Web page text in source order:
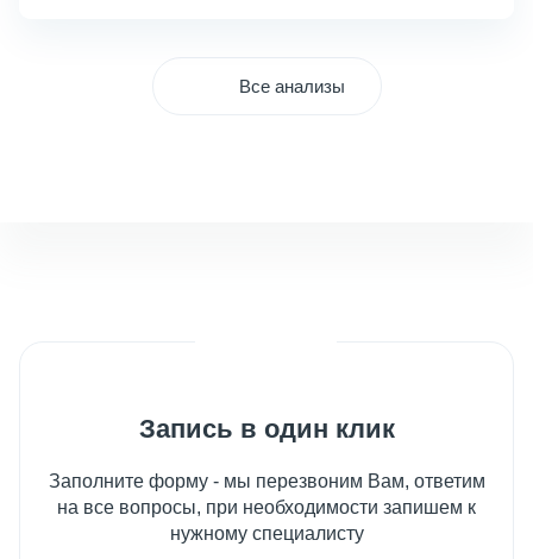
Все анализы
Запись в один клик
Заполните форму - мы перезвоним Вам, ответим
на все вопросы, при необходимости запишем к
нужному специалисту